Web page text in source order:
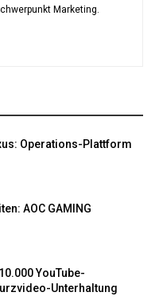
Marketing.
Operations-Plattform
AOC GAMING
YouTube-
Unterhaltung